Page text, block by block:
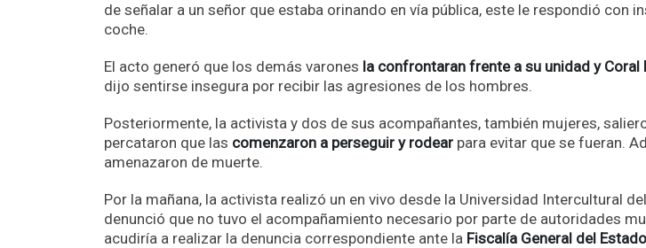
de señalar a un señor que estaba orinando en vía pública, este le respondió con
coche.
El acto generó que los demás varones la confrontaran frente a su unidad y Coral
dijo sentirse insegura por recibir las agresiones de los hombres.
Posteriormente, la activista y dos de sus acompañantes, también mujeres,
percataron que las comenzaron a perseguir y rodear para evitar que se fueran.
amenazaron de muerte.
Por la mañana, la activista realizó un en vivo desde la Universidad Intercultural
denunció que no tuvo el acompañamiento necesario por parte de autoridades
acudiría a realizar la denuncia correspondiente ante la Fiscalía General del